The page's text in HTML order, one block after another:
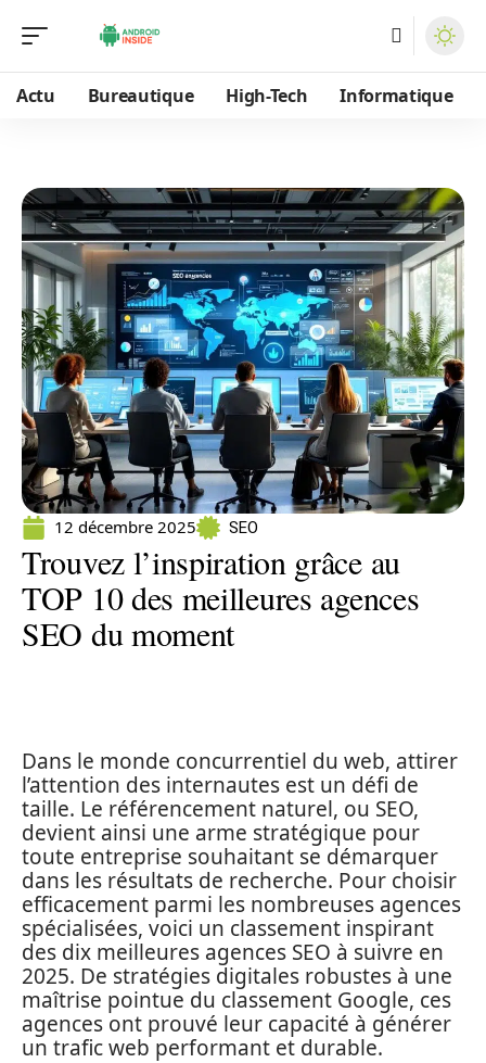
Actu Bureautique High-Tech Informatique
12 décembre 2025 SEO
Trouvez l’inspiration grâce au
TOP 10 des meilleures agences
SEO du moment
Dans le monde concurrentiel du web, attirer
l’attention des internautes est un défi de
taille. Le référencement naturel, ou SEO,
devient ainsi une arme stratégique pour
toute entreprise souhaitant se démarquer
dans les résultats de recherche. Pour choisir
efficacement parmi les nombreuses agences
spécialisées, voici un classement inspirant
des dix meilleures agences SEO à suivre en
2025. De stratégies digitales robustes à une
maîtrise pointue du classement Google, ces
agences ont prouvé leur capacité à générer
un trafic web performant et durable.